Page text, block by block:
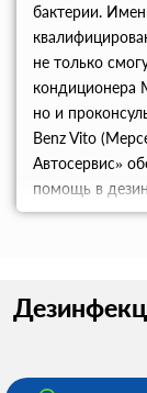
бактерии.
не только
кондиционера
но и
Benz Vito
Автосервис»
помощь в
объяснят
автомобиля,